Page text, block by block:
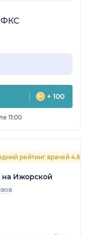
ФКС
+ 100
11:00
рейтинг врачей 4.6
на Ижорской